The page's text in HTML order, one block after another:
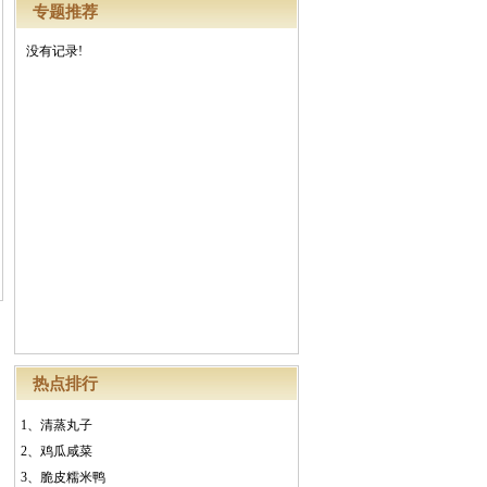
专题推荐
没有记录!
热点排行
1、 清蒸丸子
2、 鸡瓜咸菜
3、 脆皮糯米鸭